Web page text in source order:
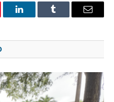
LinkedInTumblr Email